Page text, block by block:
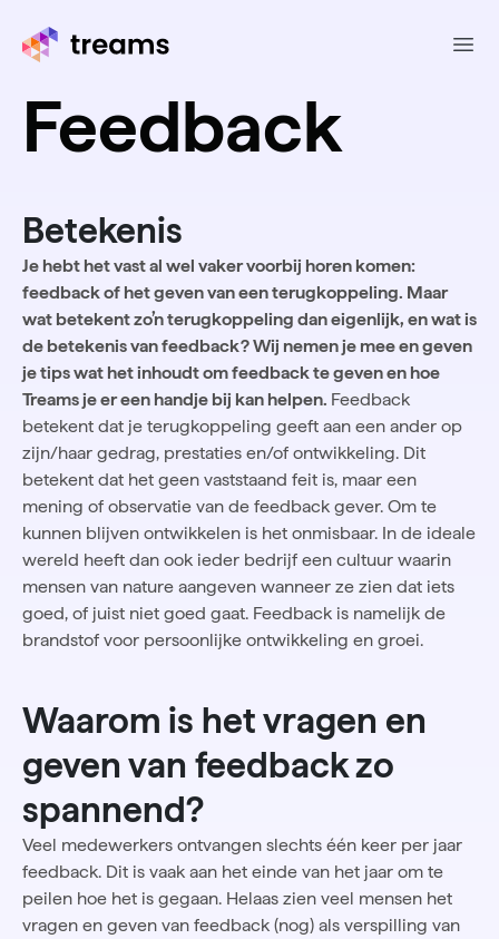
Feedback
Betekenis
Je hebt het vast al wel vaker voorbij horen komen:
feedback of het geven van een terugkoppeling. Maar
wat betekent zo’n terugkoppeling dan eigenlijk, en wat is
de betekenis van feedback? Wij nemen je mee en geven
je tips wat het inhoudt om feedback te geven en hoe
Treams je er een handje bij kan helpen. Feedback
betekent dat je terugkoppeling geeft aan een ander op
zijn/haar gedrag, prestaties en/of ontwikkeling. Dit
betekent dat het geen vaststaand feit is, maar een
mening of observatie van de feedback gever. Om te
kunnen blijven ontwikkelen is het onmisbaar. In de ideale
wereld heeft dan ook ieder bedrijf een cultuur waarin
mensen van nature aangeven wanneer ze zien dat iets
goed, of juist niet goed gaat. Feedback is namelijk de
brandstof voor persoonlijke ontwikkeling en groei.
Waarom is het vragen en
geven van feedback zo
spannend?
Veel medewerkers ontvangen slechts één keer per jaar
feedback. Dit is vaak aan het einde van het jaar om te
peilen hoe het is gegaan. Helaas zien veel mensen het
vragen en geven van feedback (nog) als verspilling van